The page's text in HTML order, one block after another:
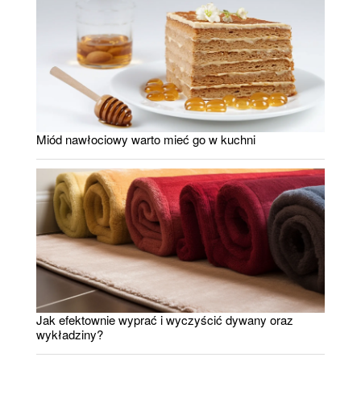
Miód nawłociowy warto mieć go w kuchni
Jak efektownie wyprać i wyczyścić dywany oraz
wykładziny?